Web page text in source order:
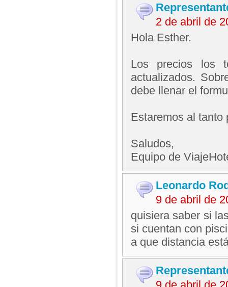
2 de abril de
Hola Esther.
Los precios los
actualizados.
debe llenar el
Estaremos al tanto
Saludos,
Equipo de
Leonardo
9 de abril de
quisiera saber si
si cuentan con
a que distancia